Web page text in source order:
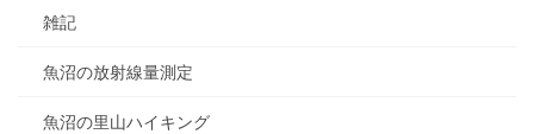
雑記
魚沼の放射線量測定
魚沼の里山ハイキング